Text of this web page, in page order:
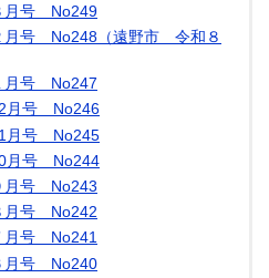
月号 No249
月号 No248（遠野市 令和８
月号 No247
月号 No246
月号 No245
月号 No244
月号 No243
月号 No242
月号 No241
月号 No240